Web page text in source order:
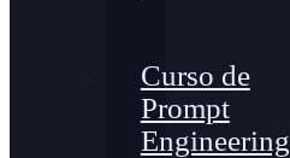
Curso de
Prompt
Engineering